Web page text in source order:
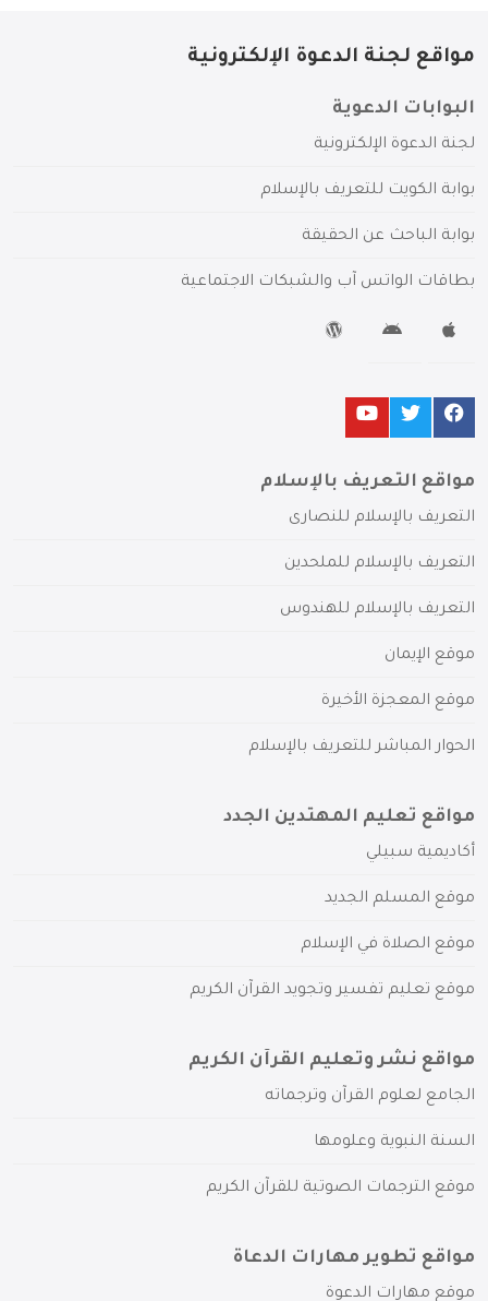
مواقع لجنة الدعوة الإلكترونية
البوابات الدعوية
لجنة الدعوة الإلكترونية
بوابة الكويت للتعريف بالإسلام
بوابة الباحث عن الحقيقة
بطاقات الواتس آب والشبكات الاجتماعية
مواقع التعريف بالإسلام
التعريف بالإسلام للنصارى
التعريف بالإسلام للملحدين
التعريف بالإسلام للهندوس
موقع الإيمان
موقع المعجزة الأخيرة
الحوار المباشر للتعريف بالإسلام
مواقع تعليم المهتدين الجدد
أكاديمية سبيلي
موقع المسلم الجديد
موقع الصلاة في الإسلام
موقع تعليم تفسير وتجويد القرآن الكريم
مواقع نشر وتعليم القرآن الكريم
الجامع لعلوم القرآن وترجماته
السنة النبوية وعلومها
موقع الترجمات الصوتية للقرآن الكريم
مواقع تطوير مهارات الدعاة
موقع مهارات الدعوة